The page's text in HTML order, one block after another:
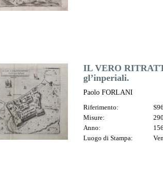
IL VERO
gl’inperiali.
Paolo FORLANI
Riferimento:
Misure:
Anno:
Luogo di Stampa: